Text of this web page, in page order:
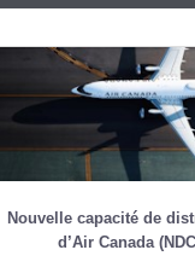
Nouvelle capacité de
d’Air Canada​